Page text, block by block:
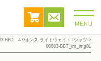
MENU
BBT 4.0オンス ライトウェイトTシャツ >
00083-BBT_int_img01